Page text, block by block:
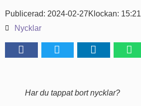
Publicerad: 2024-02-27Klockan: 15:21
Nycklar
Har du tappat bort nycklar?